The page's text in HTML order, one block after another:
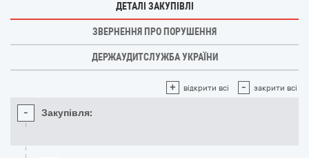
ДЕТАЛІ ЗАКУПІВЛІ
ЗВЕРНЕННЯ ПРО ПОРУШЕННЯ
ДЕРЖАУДИТСЛУЖБА УКРАЇНИ
+ відкрити всі - закрити всі
- Закупівля: